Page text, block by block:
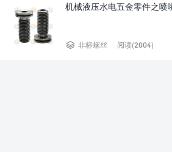
机械液压水电五金零件之喷
 非标螺丝 阅读(2004)